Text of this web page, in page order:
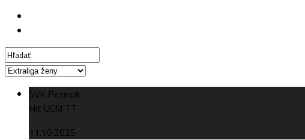
ŠVK Pezinok
Hit UCM TT
11.10.2025